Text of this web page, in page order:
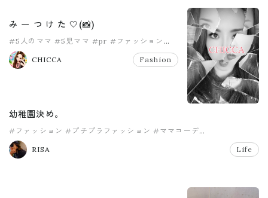
み ー つ け た 🤍(📸)
#5人のママ #5児ママ #pr #ファッション
#プチプラコーディネート
#ママコーデ
CHICCA
Fashion
幼稚園決め。
#ファッション #プチプラファッション #ママコーデ
#ママファッション
RISA
Life